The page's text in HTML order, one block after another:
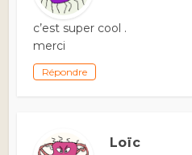
c’est super cool .
merci
Répondre
Loïc